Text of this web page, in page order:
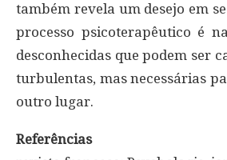
também revela um desejo em
processo psicoterapêutico é
desconhecidas que podem ser
turbulentas, mas necessárias
outro lugar.
Referências